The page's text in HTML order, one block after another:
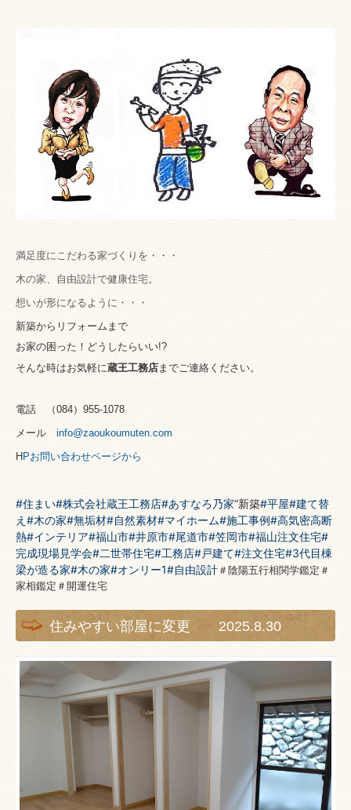
満足度にこだわる家づくりを・・・
木の家、自由設計で健康住宅。
想いが形になるように・・・
新築からリフォームまで
お家の困った！どうしたらいい!?
そんな時はお気軽に蔵王工務店までご連絡ください。
電話 （084） 955-1078
メール info@zaoukoumuten.com
H Pお問い合わせページから
#住まい#株式会社蔵王工務店#あすなろ乃家”新築#平屋#建て替
え #木の家#無垢材#自然素材#マイホーム#施工事例#高気密高断
熱#インテリア#福山市#井原市#尾道市#笠岡市#福山注文住宅#
完成現場見学会#二世帯住宅#工務店#戸建て#注文住宅#3代目棟
梁が造る家#木の家#オンリー1#自由設計 ＃陰陽五行相関学鑑定＃
家相鑑定＃開運住宅
住みやすい部屋に変更 2025.8.30